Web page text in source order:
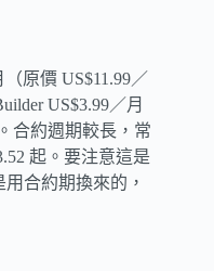
（原價 US$11.99／
US$3.99／月
合約週期較長，常
起。要注意這是
合約期換來的，